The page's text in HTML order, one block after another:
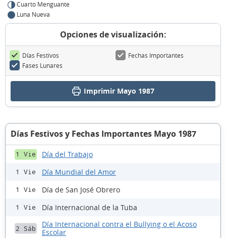
Cuarto Menguante
Luna Nueva
Opciones de visualización:
Días Festivos
Fechas Importantes
Fases Lunares
Imprimir Mayo 1987
Días Festivos y Fechas Importantes Mayo 1987
1 Vie Día del Trabajo
1 Vie Día Mundial del Amor
1 Vie Día de San José Obrero
1 Vie Día Internacional de la Tuba
2 Sáb
Día Internacional contra el Bullying o el Acoso
Escolar